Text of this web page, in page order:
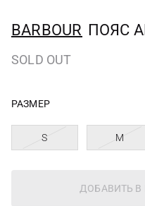
BARBOUR ПОЯС
SOLD OUT
РАЗМЕР
S M
ДОБАВИТЬ В